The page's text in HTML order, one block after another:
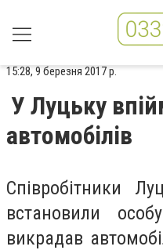
15:28, 9 березня 2017 р.
У Луцьку
автомобілів
Співробітники
встановили
викрадав